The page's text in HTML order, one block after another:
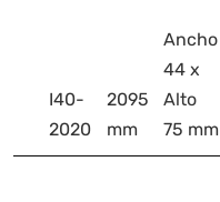
I40-
2020
2095
mm
Ancho
44 x
Alto
75 mm